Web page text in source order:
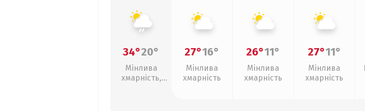
34°20°
Мінлива
хмарність,
27°16°
Мінлива
хмарність
26°11°
Мінлива
хмарність
27°11°
Мінлива
хмарність